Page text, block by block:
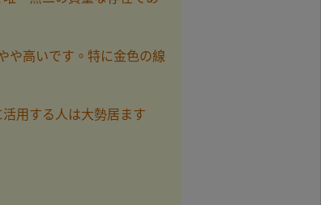
や高いです。特に金色の線
用する人は大勢居ます